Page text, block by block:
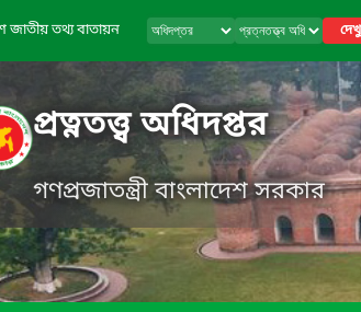
জাতীয় তথ্য বাতায়ন
প্রত্নতত্ত্ব অধিদপ্তর
গণপ্রজাতন্ত্রী বাংলাদেশ সরকার